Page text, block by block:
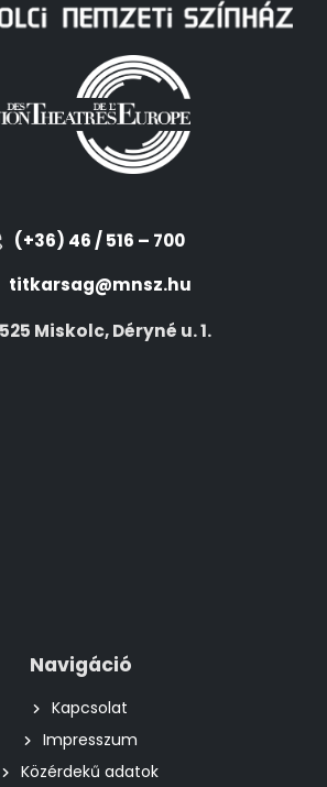
(+36) 46 / 516 – 700
titkarsag@mnsz.hu
Miskolc, Déryné u. 1.
Navigáció
Kapcsolat
Impresszum
Közérdekű adatok